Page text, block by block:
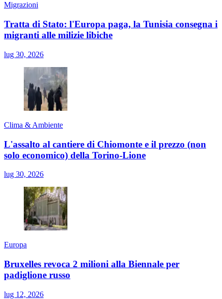
Migrazioni
Tratta di Stato: l'Europa paga, la Tunisia consegna i
migranti alle milizie libiche
lug 30, 2026
Clima & Ambiente
L'assalto al cantiere di Chiomonte e il prezzo (non
solo economico) della Torino-Lione
lug 30, 2026
Europa
Bruxelles revoca 2 milioni alla Biennale per
padiglione russo
lug 12, 2026